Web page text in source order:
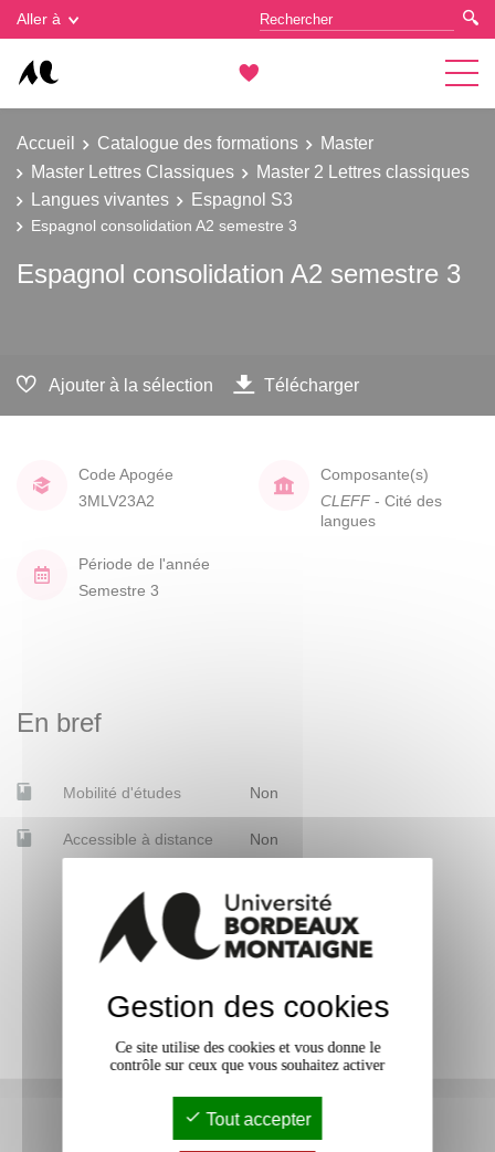
Aller à
Accueil Catalogue des formations
Master
Master Lettres Classiques
Master 2 Lettres classiques
Langues vivantes
Espagnol S3
Espagnol consolidation A2 semestre 3
Espagnol consolidation A2 semestre 3
Ajouter à la sélection Télécharger
Code Apogée
3MLV23A2
Composante(s)
CLEFF - Cité des
langues
Période de l'année
Semestre 3
En bref
Mobilité d'études Non
Accessible à distance Non
Gestion des cookies
Gestion des cookies
Ce site utilise des cookies et vous donne le
contrôle sur ceux que vous souhaitez activer
Tout accepter